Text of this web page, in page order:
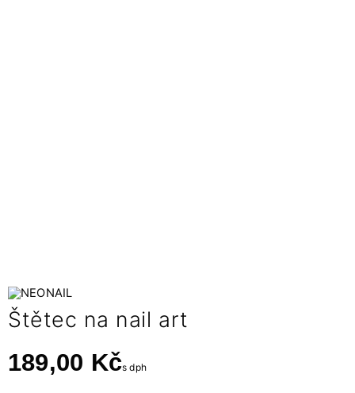
Štětec na nail art
189,00 Kčs dph